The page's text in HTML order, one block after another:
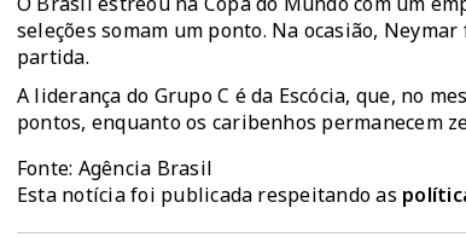
seleções somam um ponto. Na ocasião,
partida.
A liderança do Grupo C é da Escócia, que, no
pontos, enquanto os caribenhos permanecem
Fonte: Agência Brasil
Esta notícia foi publicada respeitando as